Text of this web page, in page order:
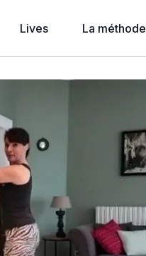
Lives La méthode